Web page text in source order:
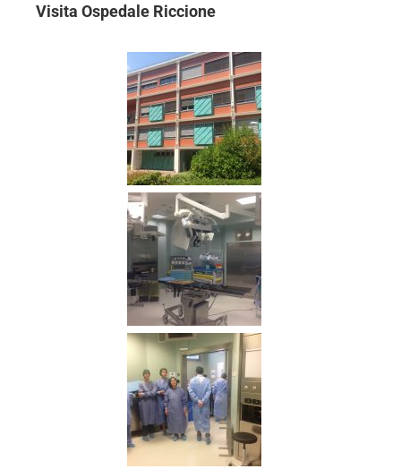
Visita Ospedale Riccione